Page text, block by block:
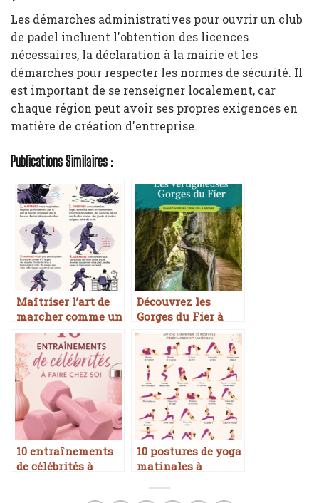
Les démarches administratives pour ouvrir un club
de padel incluent l'obtention des licences
nécessaires, la déclaration à la mairie et les
démarches pour respecter les normes de sécurité. Il
est important de se renseigner localement, car
chaque région peut avoir ses propres exigences en
matière de création d'entreprise.
Publications Similaires :
Maîtriser l’art de
marcher comme un
ninja
Découvrez les
Gorges du Fier à
Annecy
10 entraînements
de célébrités à
10 postures de yoga
matinales à